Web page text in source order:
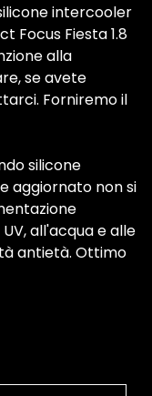
intercooler
Focus Fiesta 1.8
alla
se avete
Forniremo il
silicone
aggiornato non si
all'acqua e alle
antietà. Ottimo